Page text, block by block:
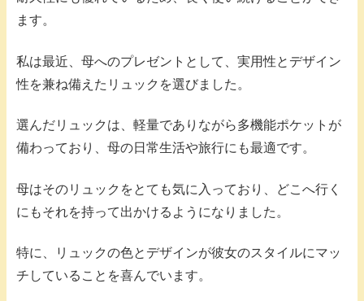
ます。
私は最近、母へのプレゼントとして、実用性とデザイン
性を兼ね備えたリュックを選びました。
選んだリュックは、軽量でありながら多機能ポケットが
備わっており、母の日常生活や旅行にも最適です。
母はそのリュックをとても気に入っており、どこへ行く
にもそれを持って出かけるようになりました。
特に、リュックの色とデザインが彼女のスタイルにマッ
チしていることを喜んでいます。